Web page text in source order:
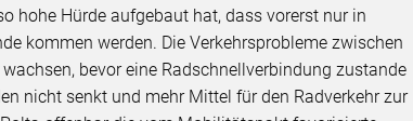
hohe Hürde aufgebaut hat, dass vorerst nur in
kommen werden. Die Verkehrsprobleme zwischen
bevor eine Radschnellverbindung zustande
nicht senkt und mehr Mittel für den Radverkehr zur